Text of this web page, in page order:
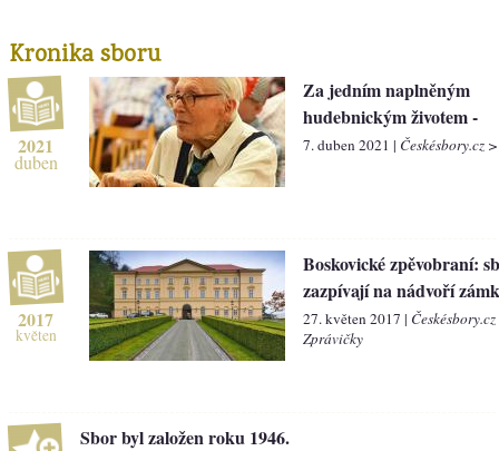
Kronika sboru
2021
duben
Za jedním naplněným
hudebnickým životem -
7. duben 2021 | Českésbory.cz
2017
květen
Boskovické zpěvobraní:
zazpívají na nádvoří
27. květen 2017 |
Zprávičky
Sbor byl založen roku 1946.